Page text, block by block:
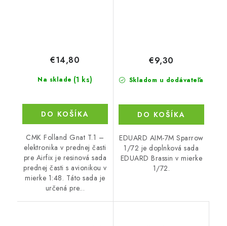
Na sklade (1 ks)
€14,80
DO KOŠÍKA
CMK Folland Gnat T.1 –
elektronika v prednej časti
pre Airfix je resinová sada
prednej časti s avionikou v
mierke 1:48. Táto sada je
určená pre...
Skladom u dodávateľa
€9,30
DO KOŠÍKA
EDUARD AIM-7M Sparrow
1/72 je doplnková sada
EDUARD Brassin v mierke
1/72.